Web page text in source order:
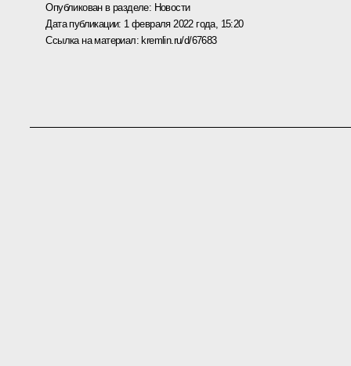
Опубликован в разделе: Новости
Дата публикации: 1 февраля 2022 года, 15:20
Ссылка на материал: kremlin.ru/d/67683